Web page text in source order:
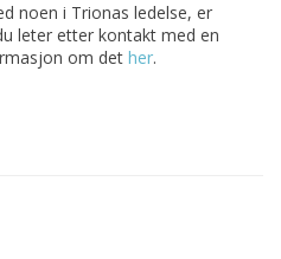
noen i Trionas ledelse, er
leter etter kontakt med en
om det her.